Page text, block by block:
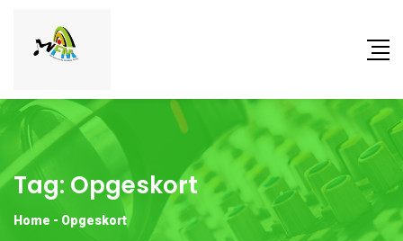
Tag: Opgeskort
Home - Opgeskort